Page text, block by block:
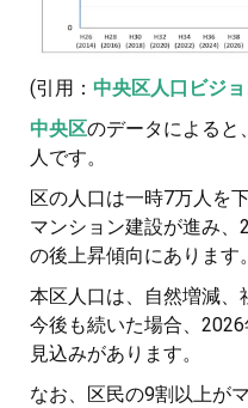
(引用： 中央区人口ビジ
中央区のデータによると
人です。
区の人口は一時7万人を
マンション建設が進み
の後上昇傾向にあります。
本区人口は、自然増減
今後も続いた場合、
見込みがあります。
なお、区民の9割以上が